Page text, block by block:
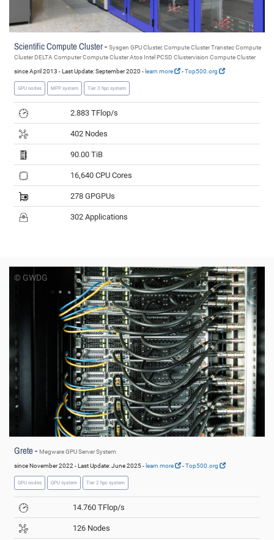
Scientific Compute Cluster - Sysgen GPU Cluster, Compute Cluster Transtec Compute
Cluster DELTA Computer Compute Cluster Atos Intel PCSD Clustervision Compute Cluster
since April 2013 - Last Update: September 2020 - learn more -Top500.org
GPU nodes MPP system Tier 3 hpc system
2.883 TFlop/s
402 Nodes
90.00 TiB
16,640 CPU Cores
278 GPGPUs
302 Applications
© GWDG
Grete - Megware GPU Server System
since November 2022 - Last Update: June 2025 - learn more -Top500.org
GPU nodes GPU system Tier 2 hpc system
14.760 TFlop/s
126 Nodes